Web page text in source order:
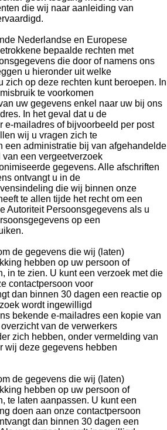
die wij naar aanleiding van
Nederlandse en Europese
bepaalde rechten met
die door of namens ons
u hieronder uit welke
zich op deze rechten kunt beroepen. In
te voorkomen
uw gegevens enkel naar uw bij ons
In het geval dat u de
e-mailadres of bijvoorbeeld per post
wij u vragen zich te
een administratie bij van afgehandelde
een vergeetverzoek
gegevens. Alle afschriften
ontvangt u in de
die wij binnen onze
te allen tijde het recht om een
Autoriteit Persoonsgegevens als u
op een
de gegevens die wij (laten)
hebben op uw persoon of
in te zien. U kunt een verzoek met die
contactpersoon voor
dan binnen 30 dagen een reactie op
wordt ingewilligd
bekende e-mailadres een kopie van
van de verwerkers
zich hebben, onder vermelding van
wij deze gegevens hebben
de gegevens die wij (laten)
hebben op uw persoon of
te laten aanpassen. U kunt een
doen aan onze contactpersoon
dan binnen 30 dagen een